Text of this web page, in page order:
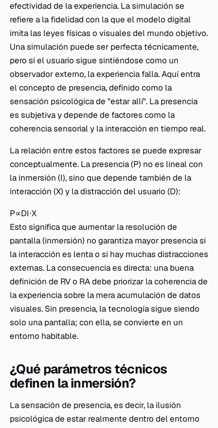
efectividad de la experiencia. La simulación se
refiere a la fidelidad con la que el modelo digital
imita las leyes físicas o visuales del mundo objetivo.
Una simulación puede ser perfecta técnicamente,
pero si el usuario sigue sintiéndose como un
observador externo, la experiencia falla. Aquí entra
el concepto de presencia, definido como la
sensación psicológica de "estar allí". La presencia
es subjetiva y depende de factores como la
coherencia sensorial y la interacción en tiempo real.
La relación entre estos factores se puede expresar
conceptualmente. La presencia (P) no es lineal con
la inmersión (I), sino que depende también de la
interacción (X) y la distracción del usuario (D):
P∝DI⋅X​
Esto significa que aumentar la resolución de
pantalla (inmersión) no garantiza mayor presencia si
la interacción es lenta o si hay muchas distracciones
externas. La consecuencia es directa: una buena
definición de RV o RA debe priorizar la coherencia de
la experiencia sobre la mera acumulación de datos
visuales. Sin presencia, la tecnología sigue siendo
solo una pantalla; con ella, se convierte en un
entorno habitable.
¿Qué parámetros técnicos
definen la inmersión?
La sensación de presencia, es decir, la ilusión
psicológica de estar realmente dentro del entorno